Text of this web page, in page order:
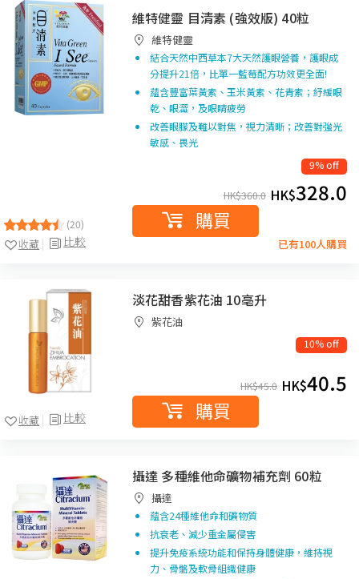
(20)
比較
收藏
維特健靈 目清素 (強效版) 40粒
維特健靈
結合天然中西草本7大天然護眼營養，護眼成
分提升21倍，比單一藍莓配方功效更全面!
蘊含豐富葉黃素、玉米黃素、花青素；紓緩眼
乾、眼澀，及眼睛疲勞
改善眼朦及難以對焦，視力清晰；改善對強光
敏感、畏光
9% off
HK$360.0 HK$328.0
購買
已有100人購買
比較
收藏
淡花甜香紫花油 10亳升
紫花油
10% off
HK$45.0 HK$40.5
購買
攝達 多種維他命礦物補充劑 60粒
攝達
蘊含24種維他命和礦物質
抗衰老、減少重金屬侵害
提升免疫系統功能和保持身體健康，維持視
力、骨骼及軟骨組織健康